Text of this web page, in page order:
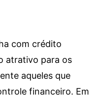
com crédito
atrativo para os
aqueles que
financeiro. Em